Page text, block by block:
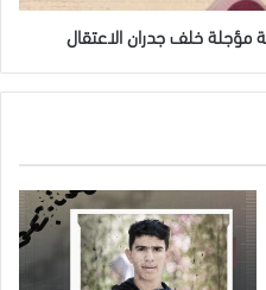
مؤجلة خلف جدران الاعتقال